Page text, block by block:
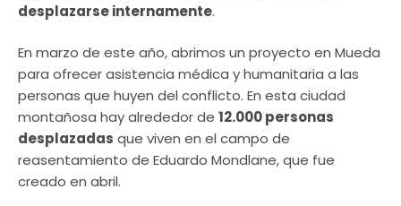
desplazarse internamente.
En marzo de este año, abrimos un proyecto en Mueda
para ofrecer asistencia médica y humanitaria a las
personas que huyen del conflicto. En esta ciudad
montañosa hay alrededor de 12.000 personas
desplazadas que viven en el campo de
reasentamiento de Eduardo Mondlane, que fue
creado en abril.